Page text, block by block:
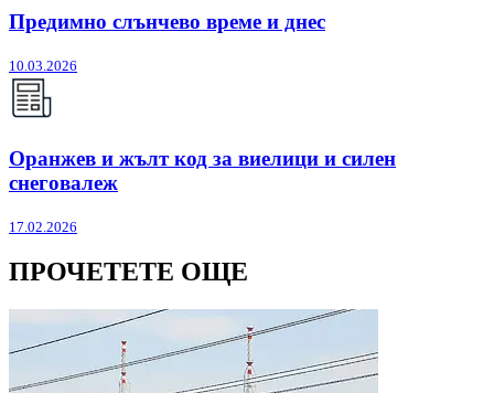
Предимно слънчево време и днес
10.03.2026
Оранжев и жълт код за виелици и силен
снеговалеж
17.02.2026
ПРОЧЕТЕТЕ ОЩЕ